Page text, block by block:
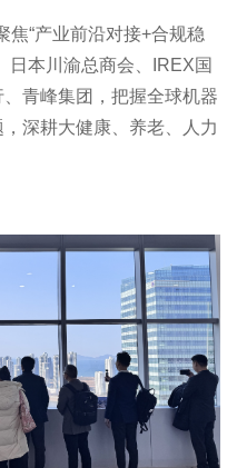
焦“产业前沿对接+合规稳
日本川渝总商会、IREX国
青峰集团，把握全球机器
深耕大健康、养老、人力